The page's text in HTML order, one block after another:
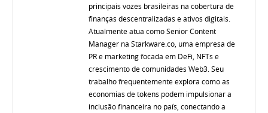
principais vozes brasileiras na cobertura de
finanças descentralizadas e ativos digitais.
Atualmente atua como Senior Content
Manager na Starkware.co, uma empresa de
PR e marketing focada em DeFi, NFTs e
crescimento de comunidades Web3. Seu
trabalho frequentemente explora como as
economias de tokens podem impulsionar a
inclusão financeira no país, conectando a